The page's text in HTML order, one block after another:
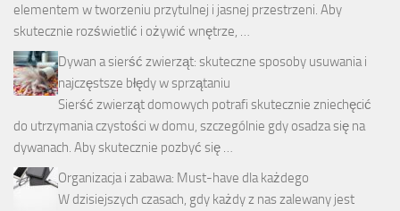
elementem w tworzeniu przytulnej i jasnej przestrzeni. Aby
skutecznie rozświetlić i ożywić wnętrze, …
Dywan a sierść zwierząt: skuteczne sposoby usuwania i
najczęstsze błędy w sprzątaniu
Sierść zwierząt domowych potrafi skutecznie zniechęcić
do utrzymania czystości w domu, szczególnie gdy osadza się na
dywanach. Aby skutecznie pozbyć się …
Organizacja i zabawa: Must-have dla każdego
W dzisiejszych czasach, gdy każdy z nas zalewany jest